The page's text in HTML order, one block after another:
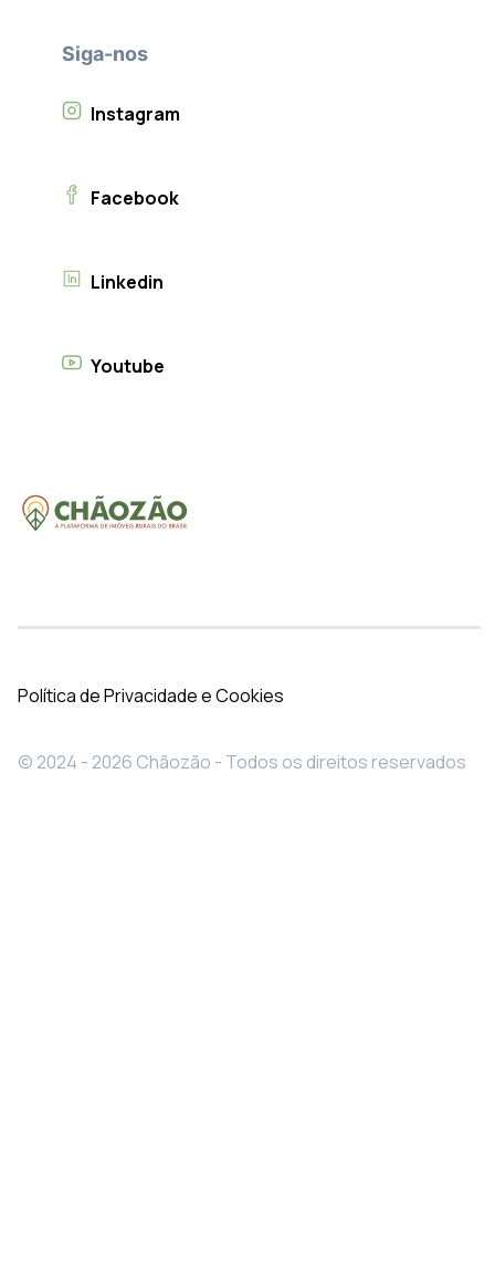
Siga-nos
Instagram
Facebook
Linkedin
Youtube
Política de Privacidade e Cookies
© 2024 - 2026 Chãozão - Todos os direitos reservados